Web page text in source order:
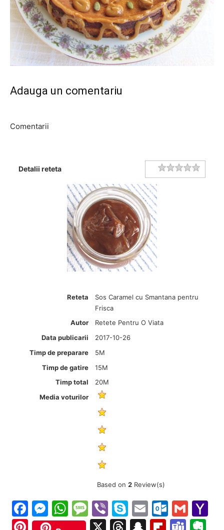
Adauga un comentariu
Comentarii
Detalii reteta Rating
Reteta
Sos Caramel cu Smantana pentru
Frisca
Autor
Retete Pentru O Viata
Data publicarii
2017-10-26
Timp de preparare
5M
Timp de gatire
15M
Timp total
20M
Media voturilor
Based on 2 Review(s)
Facebook
Messenger
WhatsApp
Message
ViberSkype
Email